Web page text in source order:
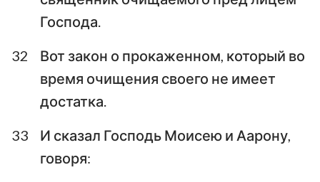
15
16
22
23 24 25 26 27
Господа.
32
Вот закон о прокаженном, который во
время очищения своего не имеет
достатка.
33
И сказал Господь Моисею и Аарону,
говоря: